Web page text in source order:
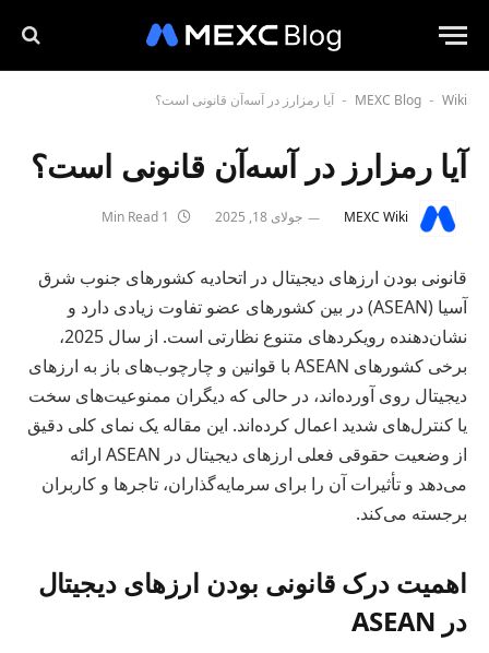
MEXC Blog - Wiki
- آیا رمزارز در آسه‌آن قانونی است؟
آیا رمزارز در آسه‌آن قانونی است؟
MEXC Wiki جولای 18, 2025
قانونی بودن ارزهای دیجیتال در اتحادیه کشورهای جنوب شرق
آسیا (ASEAN) در بین کشورهای عضو تفاوت زیادی دارد و
نشان‌دهنده رویکردهای متنوع نظارتی است. از سال 2025،
برخی کشورهای ASEAN با قوانین و چارچوب‌های باز به ارزهای
دیجیتال روی آورده‌اند، در حالی که دیگران ممنوعیت‌های سخت
یا کنترل‌های شدید اعمال کرده‌اند. این مقاله یک نمای کلی دقیق
از وضعیت حقوقی فعلی ارزهای دیجیتال در ASEAN ارائه
می‌دهد و تأثیرات آن را برای سرمایه‌گذاران، تاجرها و کاربران
برجسته می‌کند.
اهمیت درک قانونی بودن ارزهای دیجیتال
در ASEAN